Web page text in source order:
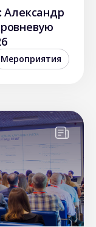
Александр
Мероприятия